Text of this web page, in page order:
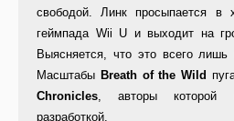
свободой. Линк просыпается в
геймпада Wii U и выходит на
Выясняется, что это всего лишь
Масштабы Breath of the Wild
Chronicles, авторы которой
разработкой.